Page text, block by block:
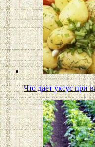
Что даёт уксус при